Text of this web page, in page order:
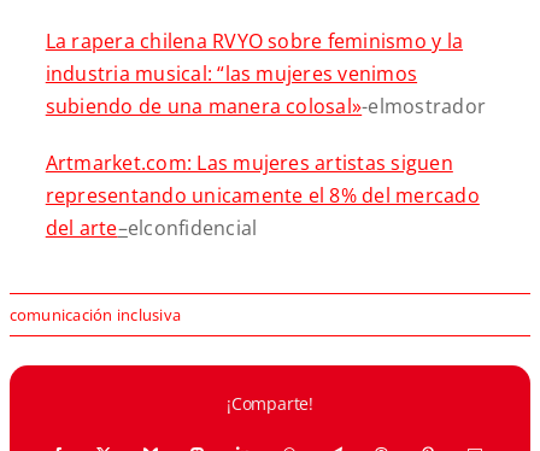
La rapera chilena RVYO sobre feminismo y la
industria musical: “las mujeres venimos
subiendo de una manera colosal»-elmostrador
Artmarket.com: Las mujeres artistas siguen
representando unicamente el 8% del mercado
del arte–elconfidencial
comunicación inclusiva
¡Comparte!